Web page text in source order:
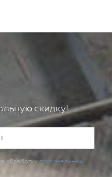
скидку!
обработкуперсональных